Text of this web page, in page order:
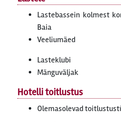
Lastebassein kolmest
Baia
Veeliumäed
Lasteklubi
Mänguväljak
Hotelli toitlustus
Olemasolevad